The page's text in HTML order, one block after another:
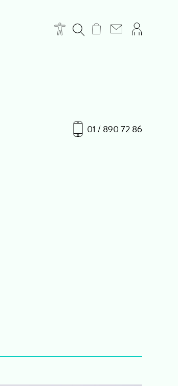
01 / 890 72 86